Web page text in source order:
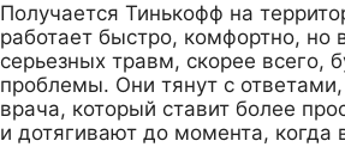
Получается Тинькофф на
работает быстро, комфортно, но
серьезных травм, скорее всего,
проблемы. Они тянут с
врача, который ставит более
и дотягивают до момента, когда